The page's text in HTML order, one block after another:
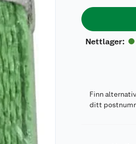
Nettlager:
Finn
ditt